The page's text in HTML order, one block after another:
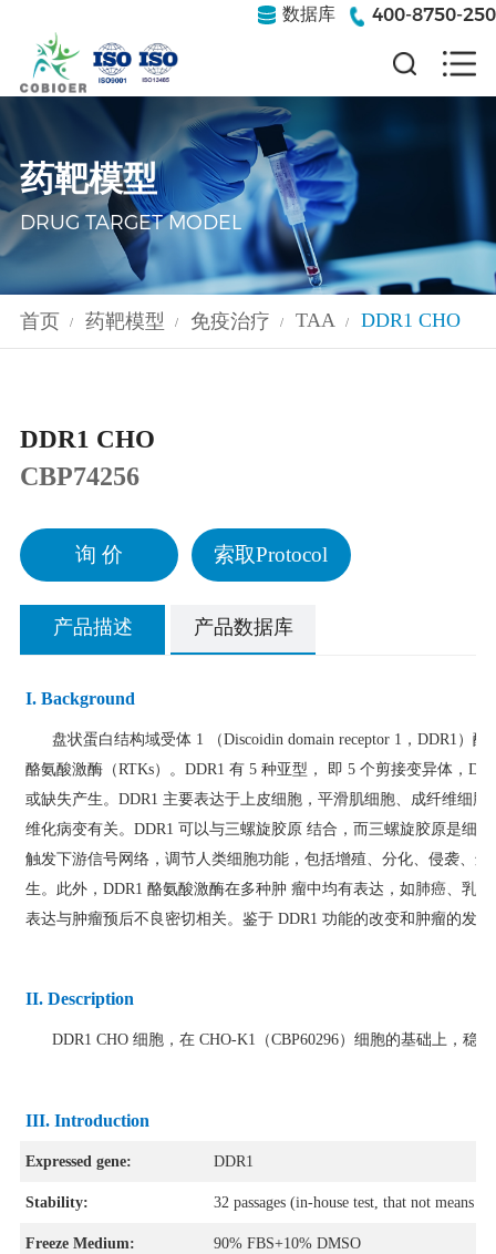
数据库 400-8750-250
药靶模型
DRUG TARGET MODEL
首页 / 药靶模型 / 免疫治疗 / TAA / DDR1 CHO
DDR1 CHO
CBP74256
询 价 索取Protocol
产品描述 产品数据库
I. Background
盘状蛋白结构域受体 1 （Discoidin domain receptor 1，DDR1）
酪氨酸激酶（RTKs）。DDR1 有 5 种亚型， 即 5 个剪接变异体，
或缺失产生。DDR1 主要表达于上皮细胞，平滑肌细胞、成纤维细
维化病变有关。DDR1 可以与三螺旋胶原 结合，而三螺旋胶原是细
触发下游信号网络，调节人类细胞功能，包括增殖、分化、侵袭、
生。此外，DDR1 酪氨酸激酶在多种肿 瘤中均有表达，如肺癌、乳
表达与肿瘤预后不良密切相关。鉴于 DDR1 功能的改变和肿瘤的发
II. Description
DDR1 CHO 细胞，在 CHO-K1（CBP60296）细胞的基础上，稳
III. Introduction
Expressed gene: DDR1
Stability: 32 passages (in-house test, that not means
Freeze Medium: 90% FBS+10% DMSO